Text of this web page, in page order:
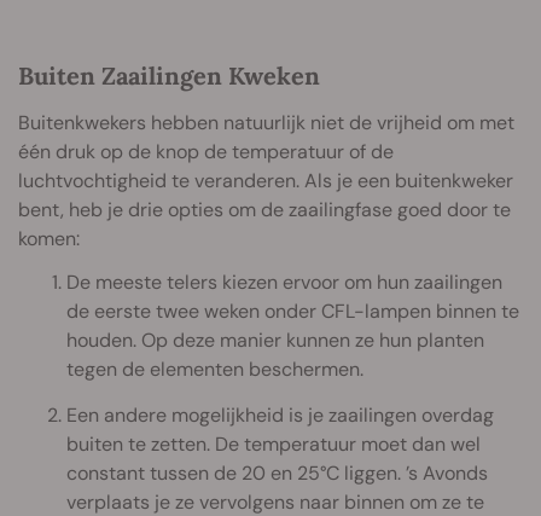
Buiten Zaailingen Kweken
Buitenkwekers hebben natuurlijk niet de vrijheid om met
één druk op de knop de temperatuur of de
luchtvochtigheid te veranderen. Als je een buitenkweker
bent, heb je drie opties om de zaailingfase goed door te
komen:
De meeste telers kiezen ervoor om hun zaailingen
de eerste twee weken onder CFL-lampen binnen te
houden. Op deze manier kunnen ze hun planten
tegen de elementen beschermen.
Een andere mogelijkheid is je zaailingen overdag
buiten te zetten. De temperatuur moet dan wel
constant tussen de 20 en 25°C liggen. ’s Avonds
verplaats je ze vervolgens naar binnen om ze te